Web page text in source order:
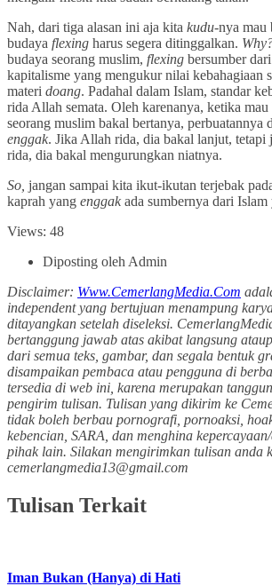
Nah, dari tiga alasan ini aja kita kudu-nya mau
budaya flexing harus segera ditinggalkan.
budaya seorang muslim, flexing bersumber
kapitalisme yang mengukur nilai kebahagiaan
materi doang. Padahal dalam Islam, standar
rida Allah semata. Oleh karenanya, ketika mau
seorang muslim bakal bertanya, perbuatannya
enggak. Jika Allah rida, dia bakal lanjut, tetapi
rida, dia bakal mengurungkan niatnya.
So, jangan sampai kita ikut-ikutan terjebak
kaprah yang enggak ada sumbernya dari
Views: 48
Diposting oleh Admin
Disclaimer: Www.CemerlangMedia.Com
independent yang bertujuan menampung
ditayangkan setelah diseleksi.
bertanggung jawab atas akibat langsung
dari semua teks, gambar, dan segala bentuk
disampaikan pembaca atau pengguna di
tersedia di web ini, karena merupakan
pengirim tulisan. Tulisan yang dikirim ke
tidak boleh berbau pornografi, pornoaksi,
kebencian, SARA, dan menghina
pihak lain. Silakan mengirimkan tulisan anda
cemerlangmedia13@gmail.com
Tulisan Terkait
Iman Bukan (Hanya) di Hati